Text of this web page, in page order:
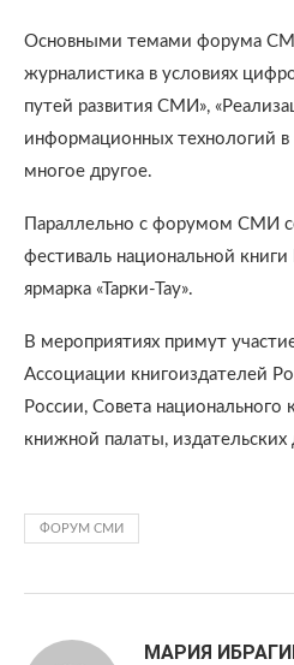
Основными темами форума
журналистика в условиях
путей развития СМИ»,
информационных технологий в
многое другое.
Параллельно с форумом СМИ
фестиваль национальной
ярмарка «Тарки-Тау».
В мероприятиях примут
Ассоциации книгоиздателей
России, Совета национального
книжной палаты,
ФОРУМ СМИ
МАРИЯ